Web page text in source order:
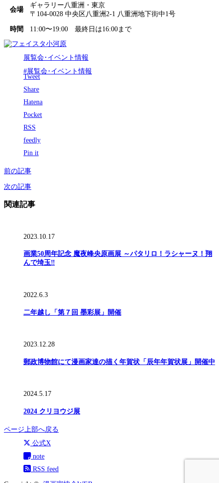
会場
ギャラリー八重洲・東京
〒104-0028 中央区八重洲2-1 八重洲地下街中1号
時間 11:00〜19:00 最終日は16:00まで
展覧会･イベント情報
#展覧会･イベント情報
Tweet
Share
Hatena
Pocket
RSS
feedly
Pin it
前の記事
次の記事
関連記事
2023.10.17
画業50周年記念 魔夜峰央原画展 ～パタリロ！ラシャーヌ！翔
んで埼玉‼
2022.6.3
二年越し「第７回 墨彩展」開催
2023.12.28
郵政博物館にて漫画家達の描く年賀状「辰年年賀状展」開催中
2024.5.17
2024 クリヨウジ展
ページ上部へ戻る
公式X
note
RSS feed